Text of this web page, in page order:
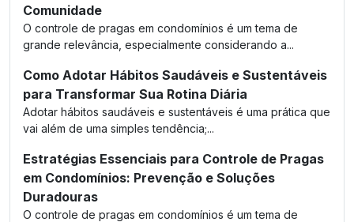
Comunidade
O controle de pragas em condomínios é um tema de
grande relevância, especialmente considerando a...
Como Adotar Hábitos Saudáveis e Sustentáveis
para Transformar Sua Rotina Diária
Adotar hábitos saudáveis e sustentáveis é uma prática que
vai além de uma simples tendência;...
Estratégias Essenciais para Controle de Pragas
em Condomínios: Prevenção e Soluções
Duradouras
O controle de pragas em condomínios é um tema de